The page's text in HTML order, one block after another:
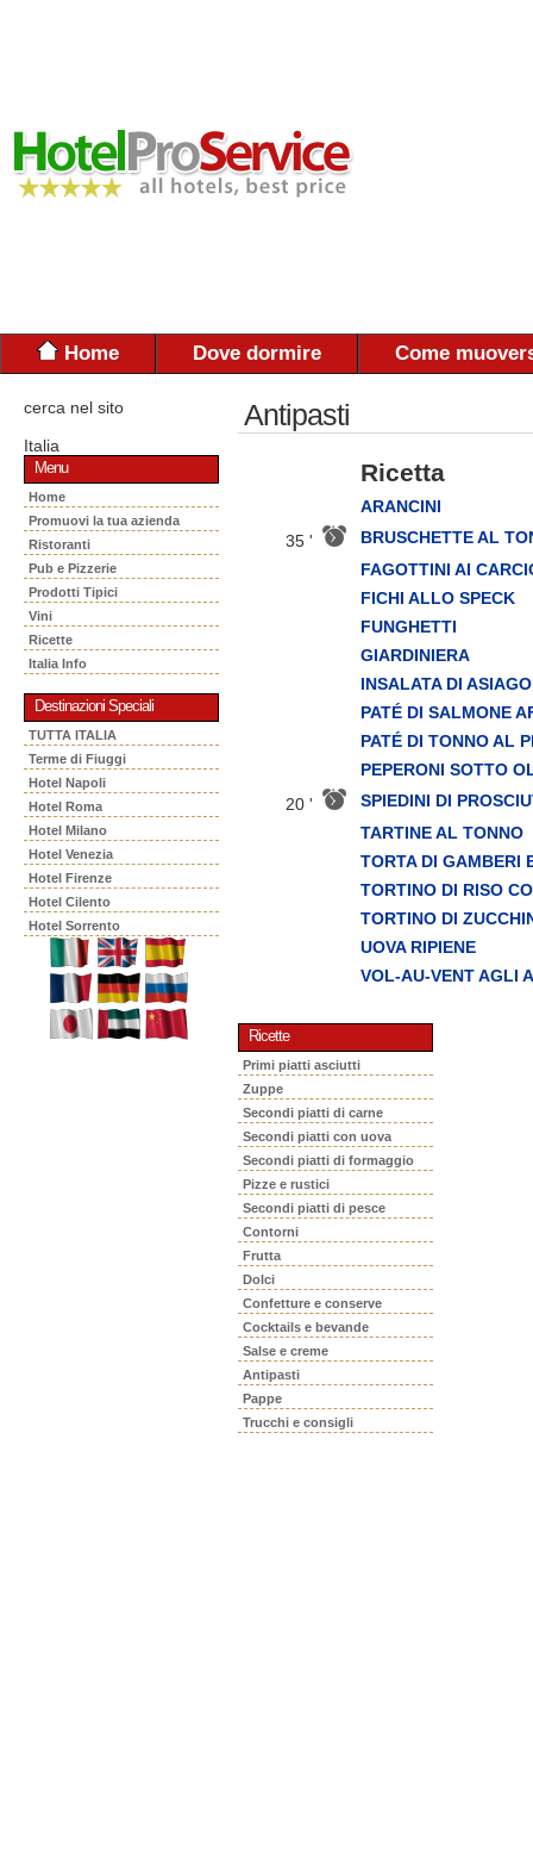
Home Dove dormire Come
cerca nel sito
Italia
Menu
Home
Promuovi la tua azienda
Ristoranti
Pub e Pizzerie
Prodotti Tipici
Vini
Ricette
Italia Info
Destinazioni Speciali
TUTTA ITALIA
Terme di Fiuggi
Hotel Napoli
Hotel Roma
Hotel Milano
Hotel Venezia
Hotel Firenze
Hotel Cilento
Hotel Sorrento
Antipasti
Ricetta
ARANCINI
35 '
BRUSCHETTE AL
FAGOTTINI AI
FICHI ALLO SPECK
FUNGHETTI
GIARDINIERA
INSALATA DI ASIAGO
PATÉ DI SALMONE
PATÉ DI TONNO AL
PEPERONI SOTTO
20 '
SPIEDINI DI
TARTINE AL TONNO
TORTA DI GAMBERI
TORTINO DI RISO
TORTINO DI
UOVA RIPIENE
VOL-AU-VENT AGLI
Ricette
Primi piatti asciutti
Zuppe
Secondi piatti di carne
Secondi piatti con uova
Secondi piatti di formaggio
Pizze e rustici
Secondi piatti di pesce
Contorni
Frutta
Dolci
Confetture e conserve
Cocktails e bevande
Salse e creme
Antipasti
Pappe
Trucchi e consigli